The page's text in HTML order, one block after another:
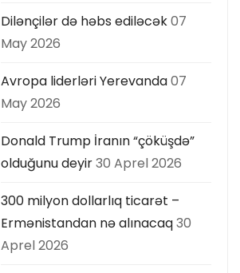
Dilənçilər də həbs ediləcək07
May 2026
Avropa liderləri Yerevanda07
May 2026
Donald Trump İranın “çöküşdə”
olduğunu deyir30 Aprel 2026
300 milyon dollarlıq ticarət –
Ermənistandan nə alınacaq30
Aprel 2026